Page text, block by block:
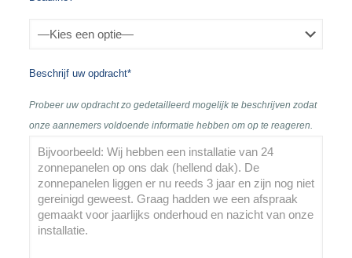
Beschrijf uw opdracht*
Probeer uw opdracht zo gedetailleerd mogelijk te beschrijven zodat
onze aannemers voldoende informatie hebben om op te reageren.